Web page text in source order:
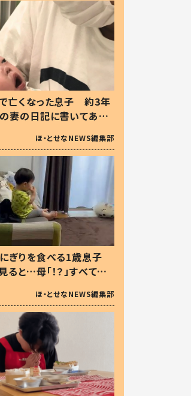
亡くなった息子 約3年
妻の日記に書いてあっ
ほ・とせなNEWS編集部
ぎりを食べる1歳息子
ると…母「！？」すべてを
稿に「可愛いから許
〜」
ほ・とせなNEWS編集部